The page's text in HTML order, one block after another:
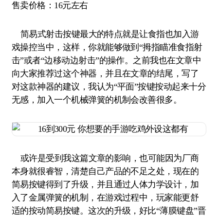
售卖价格：16元左右
简易式射击按键最大的特点就是让食指也加入游
戏操控当中，这样，你就能够做到“拇指瞄准食指射
击”或者“边移动边射击”的操作。之前我也在文章中
向大家推荐过这个神器，并且在文章的结尾，写了
对这款神器的建议，我认为“平面”按键按动起来十分
无感，加入一个机械弹簧的机制会改善很多。
或许是受到我这篇文章的影响，也可能因为厂商
本身就很睿智，清楚自己产品的不足之处，现在的
简易按键得到了升级，并且通过人体力学设计，加
入了金属弹簧的机制，在游戏过程中，玩家能更舒
适的按动简易按键。这次的升级，好比“薄膜键盘”晋